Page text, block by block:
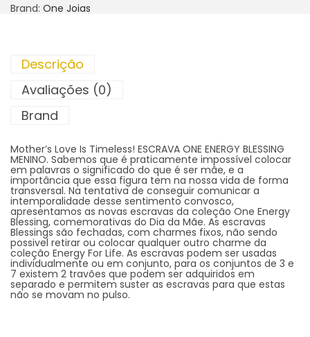
Brand: One Joias
Descrição
Avaliações (0)
Brand
Mother’s Love Is Timeless! ESCRAVA ONE ENERGY BLESSING
MENINO. Sabemos que é praticamente impossível colocar
em palavras o significado do que é ser mãe, e a
importância que essa figura tem na nossa vida de forma
transversal. Na tentativa de conseguir comunicar a
intemporalidade desse sentimento convosco,
apresentamos as novas escravas da coleção One Energy
Blessing, comemorativas do Dia da Mãe. As escravas
Blessings são fechadas, com charmes fixos, não sendo
possivel retirar ou colocar qualquer outro charme da
coleção Energy For Life. As escravas podem ser usadas
individualmente ou em conjunto, para os conjuntos de 3 e
7 existem 2 travões que podem ser adquiridos em
separado e permitem suster as escravas para que estas
não se movam no pulso.